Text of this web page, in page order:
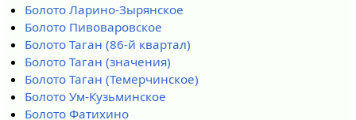
Болото Ларино-Зырянское
Болото Пивоваровское
Болото Таган (86-й квартал)
Болото Таган (значения)
Болото Таган (Темерчинское)
Болото Ум-Кузьминское
Болото Фатихино